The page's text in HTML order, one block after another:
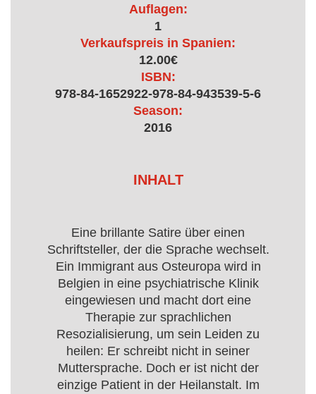
Auflagen:
1
Verkaufspreis in Spanien:
12.00€
ISBN:
978-84-1652922-978-84-943539-5-6
Season:
2016
INHALT
Eine brillante Satire über einen
Schriftsteller, der die Sprache wechselt.
Ein Immigrant aus Osteuropa wird in
Belgien in eine psychiatrische Klinik
eingewiesen und macht dort eine
Therapie zur sprachlichen
Resozialisierung, um sein Leiden zu
heilen: Er schreibt nicht in seiner
Muttersprache. Doch er ist nicht der
einzige Patient in der Heilanstalt. Im